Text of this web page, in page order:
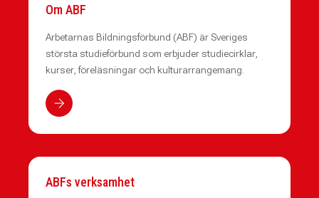
Om ABF
Arbetarnas Bildningsförbund (ABF) är Sveriges
största studieförbund som erbjuder studiecirklar,
kurser, föreläsningar och kulturarrangemang.
ABFs verksamhet